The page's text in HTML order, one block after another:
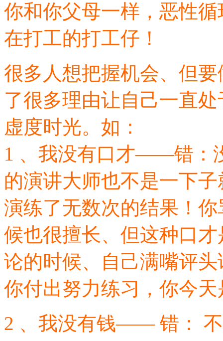
你和你父母一样，恶性
在打工的打工仔！
很多人想把握机会、但
了很多理由让自己一直
虚度时光。如：
1 、我没有口才——错：
的演讲大师也不是一下
演练了无数次的结果！
候也很擅长、但这种口
论的时候、自己满嘴评
你付出努力练习，你今
2 、我没有钱—— 错：